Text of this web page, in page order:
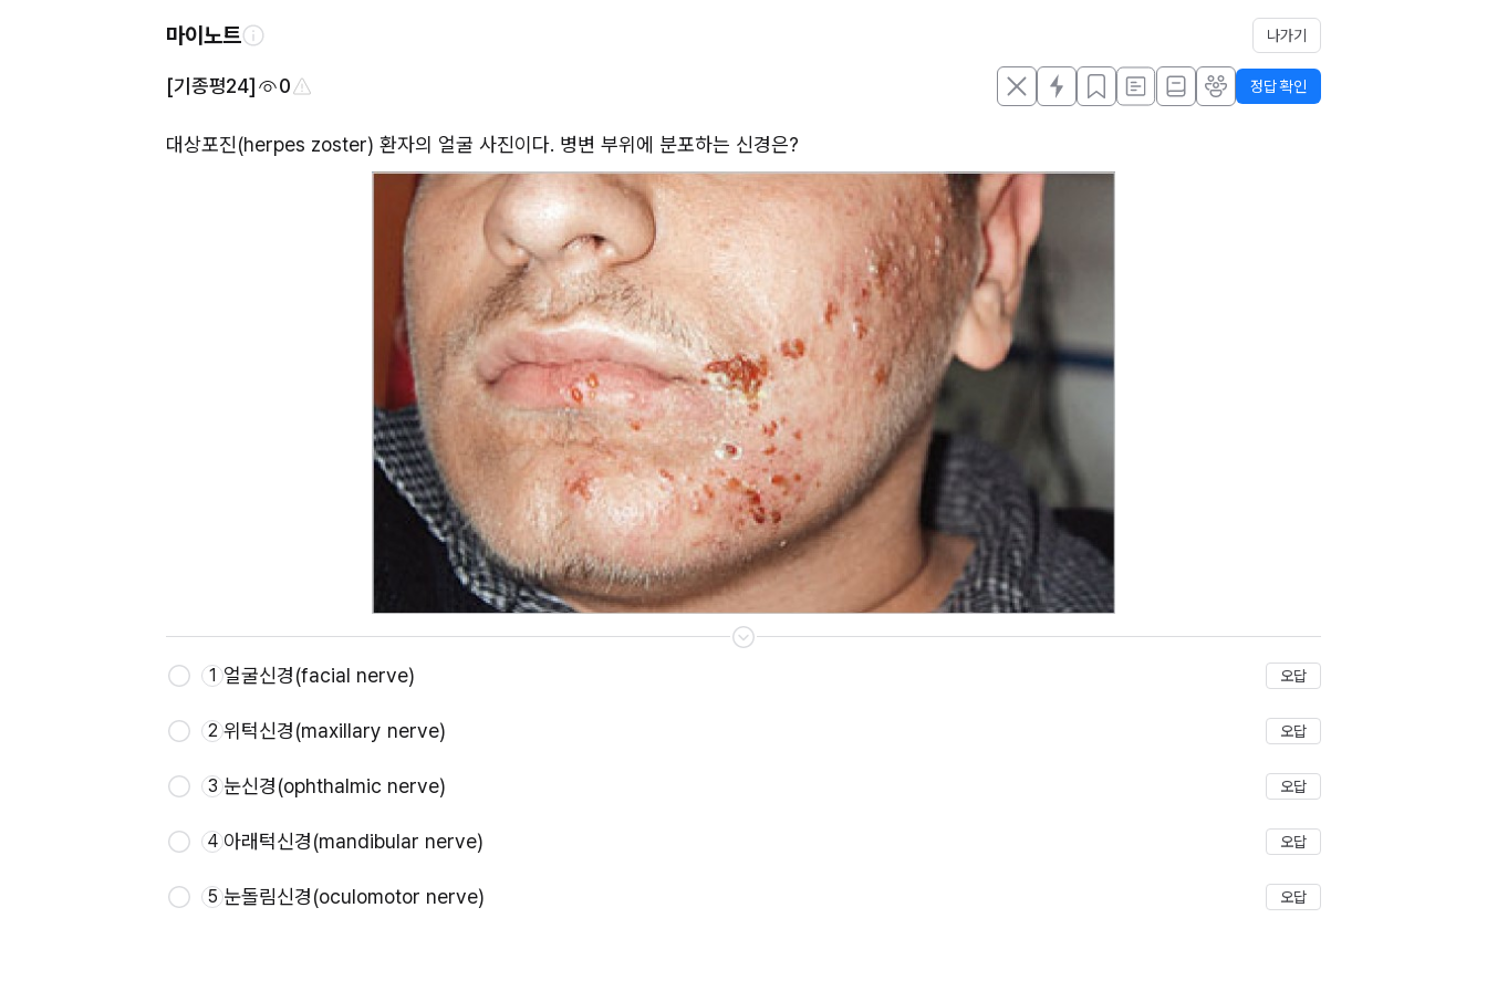
마이노트 나가기
[기종평24] 0 정답 확인
대상포진(herpes zoster) 환자의 얼굴 사진이다. 병변 부위에 분포하는 신경은?
저장
1 얼굴신경(facial nerve) 오답
2 위턱신경(maxillary nerve) 오답
3 눈신경(ophthalmic nerve) 오답
4 아래턱신경(mandibular nerve) 오답
5 눈돌림신경(oculomotor nerve) 오답